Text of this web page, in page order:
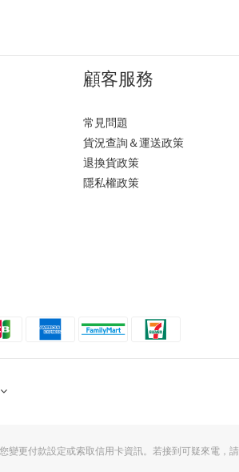
顧客服務
常見問題
貨況查詢＆運送政策
退換貨政策
隱私權政策
更付款設定或索取信用卡資訊。若接到可疑來電，